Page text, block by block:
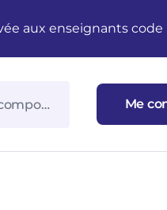
aux enseignants
Me